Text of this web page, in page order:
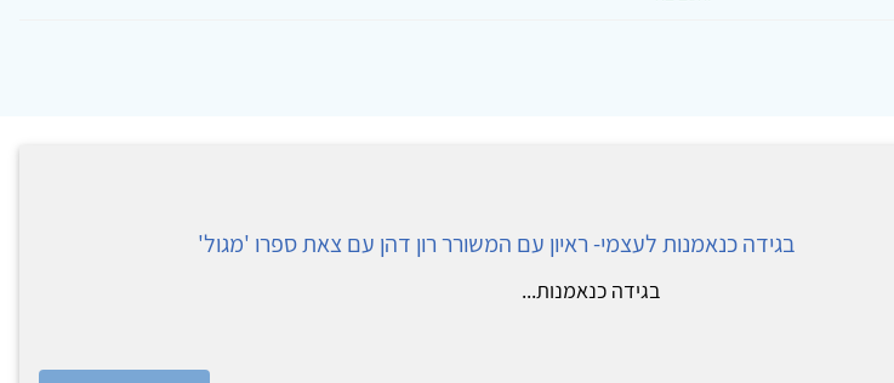
בגידה כנאמנות לעצמי- ראיון עם המשורר רון דהן עם צאת ספרו 'מגול'
בגידה כנאמנות...